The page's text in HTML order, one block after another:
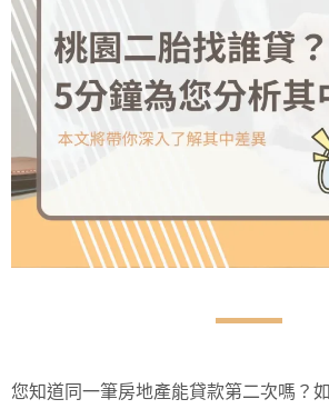
您知道同一筆房地產能貸款第二次嗎？